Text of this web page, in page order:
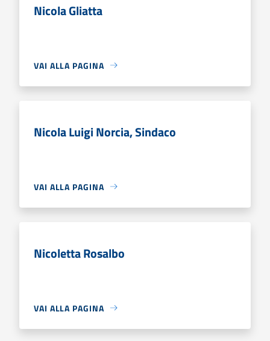
Nicola Gliatta
VAI ALLA PAGINA
Nicola Luigi Norcia, Sindaco
VAI ALLA PAGINA
Nicoletta Rosalbo
VAI ALLA PAGINA